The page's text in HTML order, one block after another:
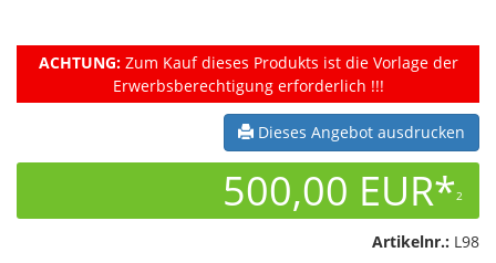
ACHTUNG:Zum Kauf dieses Produkts ist die Vorlage der
Erwerbsberechtigung erforderlich !!!
Dieses Angebot ausdrucken
500,00 EUR*2
Artikelnr.: L98